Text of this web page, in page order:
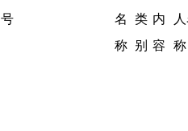
号
名
称
类
别
内
容
称